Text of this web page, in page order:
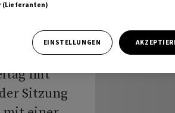
mit
Sitzung
(Lieferanten)
EINSTELLUNGEN